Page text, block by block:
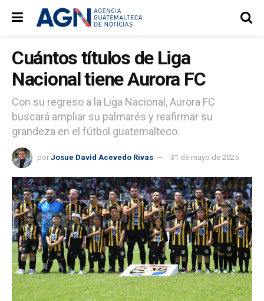
Cuántos títulos de Liga
Nacional tiene Aurora FC
Con su regreso a la Liga Nacional, Aurora FC
buscará ampliar su palmarés y reafirmar su
grandeza en el fútbol guatemalteco.
por Josue David Acevedo Rivas 31 de mayo de 2025